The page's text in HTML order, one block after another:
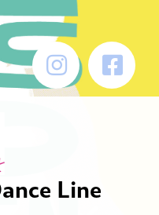
Line